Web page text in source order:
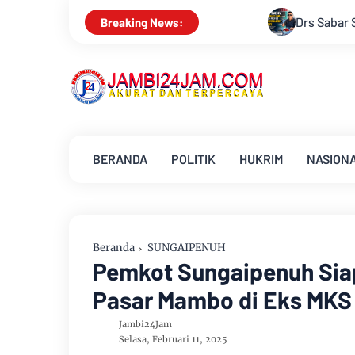
Breaking News:
Drs Sabar Siagian, Dari Jurnalis Handal
BERANDA POLITIK HUKRIM
Beranda SUNGAIPENUH
Pemkot Sungaipenuh
Pasar Mambo di Eks MKS
Jambi24Jam
Selasa, Februari 11, 2025